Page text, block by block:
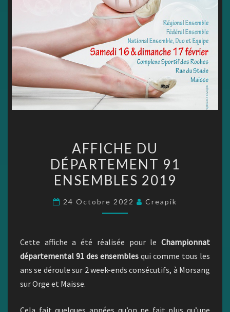
DU
DÉPARTEMENT
91
2019
AFFICHE DU
DÉPARTEMENT 91
ENSEMBLES 2019
24 Octobre 2022 Creapik
Cette affiche a été réalisée pour le Championnat
départemental 91 des ensembles qui comme tous les
ans se déroule sur 2 week-ends consécutifs, à Morsang
sur Orge et Maisse.
Cela fait quelques années qu’on ne fait plus qu’une